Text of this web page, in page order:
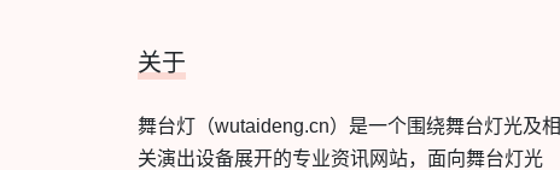
关于
舞台灯（wutaideng.cn）是一个围绕舞台灯光及相
关演出设备展开的专业资讯网站，面向舞台灯光